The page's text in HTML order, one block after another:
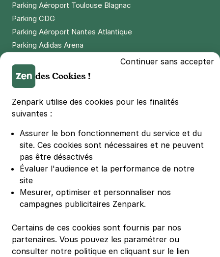
4 €/heure,41 €/jour,132 €/semaine(tarifs dégressifs)
Réserver
Parking Aéroport Toulouse Blagnac
Parking CDG
Parking Aéroport Nantes Atlantique
Parking Adidas Arena
Parking LDLC Arena
Parking Stade Pierre Mauroy
Parking Groupama Stadium
Parking Vélodrome
Parking Bercy
Parking La Défense Arena
Parking Les 4 temps
Parking Nation
Parking Porte de Versailles
Parking Lille Grand Palais
Parking Casino Barrière Lille
Continuer sans accepter
des Cookies !
Zenpark utilise des cookies pour les finalités
suivantes :
Assurer le bon fonctionnement du service et du
site. Ces cookies sont nécessaires et ne peuvent
pas être désactivés
Évaluer l'audience et la performance de notre
site
Mesurer, optimiser et personnaliser nos
campagnes publicitaires Zenpark.
Certains de ces cookies sont fournis par nos
partenaires. Vous pouvez les paramétrer ou
consulter notre politique en cliquant sur le lien